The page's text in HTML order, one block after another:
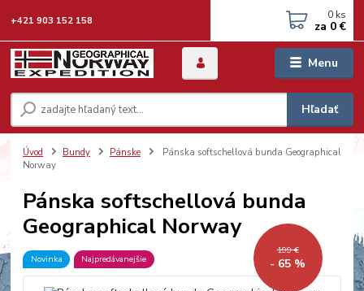
Menu
Hľadať
+421 903 152 158 0 ks
za 0 €
Úvod Bundy Pánske
Pánska softschellová bunda Geographical
Norway
Pánska softschellová bunda
Geographical Norway
Novinka Najpredávanejšie
199 €
- 65 %